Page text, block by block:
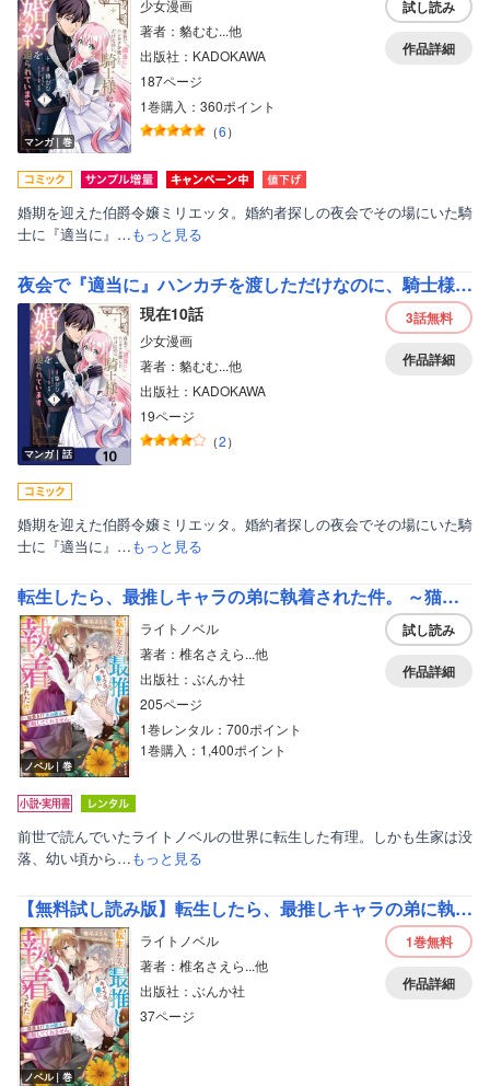
マンガ｜巻
少女漫画
著者：貉むむ...他
出版社：KADOKAWA
187ページ
1巻購入：360ポイント
（6）
試し読み
作品詳細
婚期を迎えた伯爵令嬢ミリエッタ。婚約者探しの夜会でその場にいた騎
士に『適当に』…もっと見る
夜会で『適当に』ハンカチを渡しただけなのに、騎士様から婚約を迫られています【分冊版】
マンガ｜話
現在10話
少女漫画
著者：貉むむ...他
出版社：KADOKAWA
19ページ
（2）
3話無料
作品詳細
婚期を迎えた伯爵令嬢ミリエッタ。婚約者探しの夜会でその場にいた騎
士に『適当に』…もっと見る
転生したら、最推しキャラの弟に執着された件。 ～猫憑き！？ 氷の騎士が離してくれません。～ 【電子限定SS付】
ノベル｜巻
ライトノベル
著者：椎名さえら...他
出版社：ぶんか社
205ページ
1巻レンタル：700ポイント
1巻購入：1,400ポイント
試し読み
作品詳細
前世で読んでいたライトノベルの世界に転生した有理。しかも生家は没
落、幼い頃から…もっと見る
【無料試し読み版】転生したら、最推しキャラの弟に執着された件。 ～猫憑き！？ 氷の騎士が離してくれません。～
ノベル｜巻
ライトノベル
著者：椎名さえら...他
出版社：ぶんか社
37ページ
1巻無料
作品詳細